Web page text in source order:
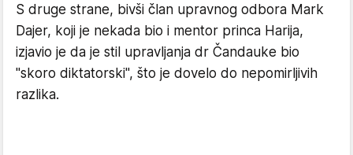
S druge strane, bivši član upravnog odbora Mark
Dajer, koji je nekada bio i mentor princa Harija,
izjavio je da je stil upravljanja dr Čandauke bio
"skoro diktatorski", što je dovelo do nepomirljivih
razlika.